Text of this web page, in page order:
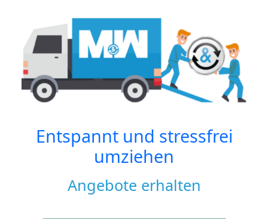
Entspannt und stressfrei
umziehen
Angebote erhalten